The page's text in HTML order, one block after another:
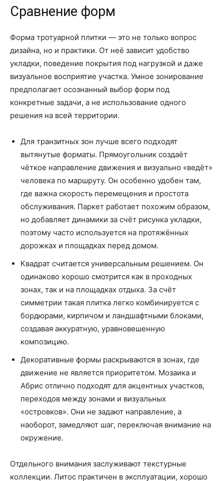
Сравнение форм
Форма тротуарной плитки — это не только вопрос
дизайна, но и практики. От неё зависит удобство
укладки, поведение покрытия под нагрузкой и даже
визуальное восприятие участка. Умное зонирование
предполагает осознанный выбор форм под
конкретные задачи, а не использование одного
решения на всей территории.
Для транзитных зон лучше всего подходят
вытянутые форматы. Прямоугольник создаёт
чёткое направление движения и визуально «ведёт»
человека по маршруту. Он особенно удобен там,
где важна скорость перемещения и простота
обслуживания. Паркет работает похожим образом,
но добавляет динамики за счёт рисунка укладки,
поэтому часто используется на протяжённых
дорожках и площадках перед домом.
Квадрат считается универсальным решением. Он
одинаково хорошо смотрится как в проходных
зонах, так и на площадках отдыха. За счёт
симметрии такая плитка легко комбинируется с
бордюрами, кирпичом и ландшафтными блоками,
создавая аккуратную, уравновешенную
композицию.
Декоративные формы раскрываются в зонах, где
движение не является приоритетом. Мозаика и
Абрис отлично подходят для акцентных участков,
переходов между зонами и визуальных
«островков». Они не задают направление, а
наоборот, замедляют шаг, переключая внимание на
окружение.
Отдельного внимания заслуживают текстурные
коллекции. Литос практичен в эксплуатации, хорошо